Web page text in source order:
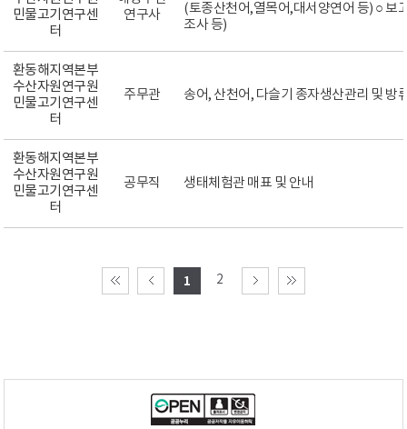
민물고기연구센
터
연구사
(토종산천어,열목어,대서양연어 등) ○ 보
조사 등)
환동해지역본부
수산자원연구원
민물고기연구센
터
주무관 송어, 산천어, 다슬기 종자생산관리 및 방
환동해지역본부
수산자원연구원
민물고기연구센
터
공무직 생태체험관 매표 및 안내
1 2